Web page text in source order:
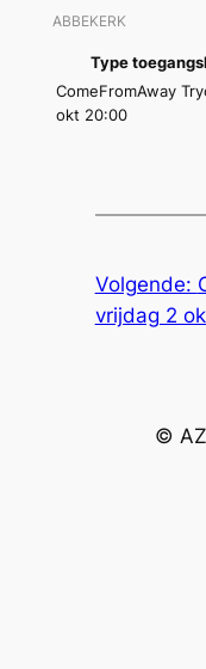
ABBEKERK
Type
ComeFromAway
okt 20:00
Volgende:
vrijdag 2
©